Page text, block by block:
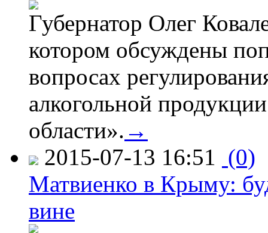
Губернатор Олег
котором обсуждены
вопросах
алкогольной
области». →
2015-07-13 16:51 (0)
Матвиенко в Крыму:
вине